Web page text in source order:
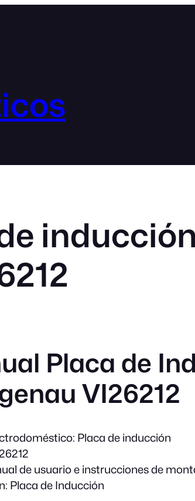
inducción
Placa de
VI26212
Placa de inducción
de usuario e instrucciones de
Placa de Inducción